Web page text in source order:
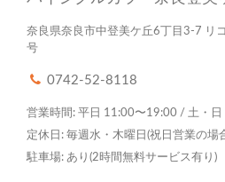
奈良県奈良市中登美ケ丘6丁目3-7 リ
号
0742-52-8118
営業時間: 平日 11:00〜19:00 / 土・
定休日: 毎週水・木曜日(祝日営業の場
駐車場: あり(2時間無料サービス有り)